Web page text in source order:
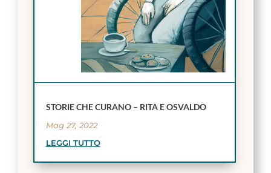
STORIE CHE CURANO – RITA E OSVALDO
Mag 27, 2022
LEGGI TUTTO